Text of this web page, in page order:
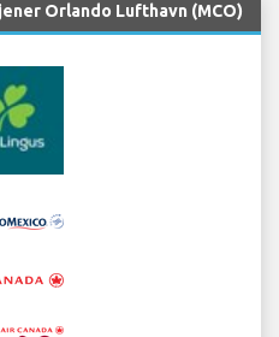
Orlando Lufthavn (MCO)